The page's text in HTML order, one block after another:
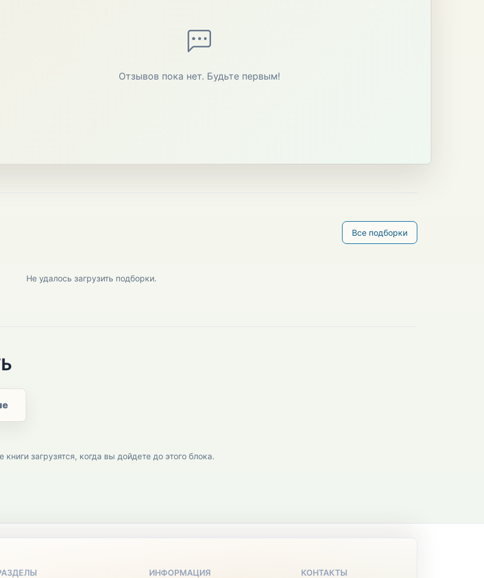
Отзывов пока нет. Будьте первым!
Все подборки
Не удалось загрузить подборки.
книги загрузятся, когда вы дойдете до этого блока.
ИНФОРМАЦИЯ КОНТАКТЫ